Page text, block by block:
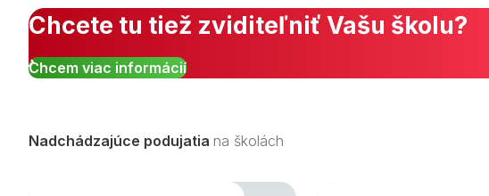
Chcete tu tiež zviditeľniť Vašu školu?
Chcem viac informácií
Nadchádzajúce podujatia na školách